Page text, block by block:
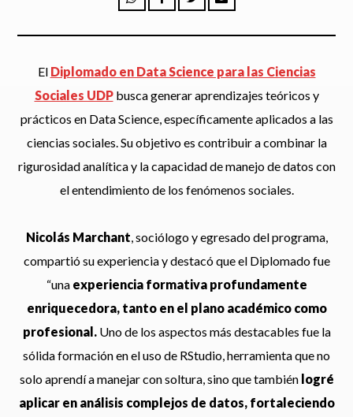
El Diplomado en Data Science para las Ciencias
Sociales UDPbusca generar aprendizajes teóricos y
prácticos en Data Science, específicamente aplicados a las
ciencias sociales. Su objetivo es contribuir a combinar la
rigurosidad analítica y la capacidad de manejo de datos con
el entendimiento de los fenómenos sociales.
Nicolás Marchant, sociólogo y egresado del programa,
compartió su experiencia y destacó que el Diplomado fue
“una experiencia formativa profundamente
enriquecedora, tanto en el plano académico como
profesional.Uno de los aspectos más destacables fue la
sólida formación en el uso de RStudio, herramienta que no
solo aprendí a manejar con soltura, sino que también logré
aplicar en análisis complejos de datos, fortaleciendo